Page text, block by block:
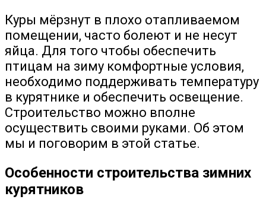
Куры мёрзнут в плохо отапливаемом
помещении, часто болеют и не несут
яйца. Для того чтобы обеспечить
птицам на зиму комфортные условия,
необходимо поддерживать температуру
в курятнике и обеспечить освещение.
Строительство можно вполне
осуществить своими руками. Об этом
мы и поговорим в этой статье.
Особенности строительства зимних
курятников